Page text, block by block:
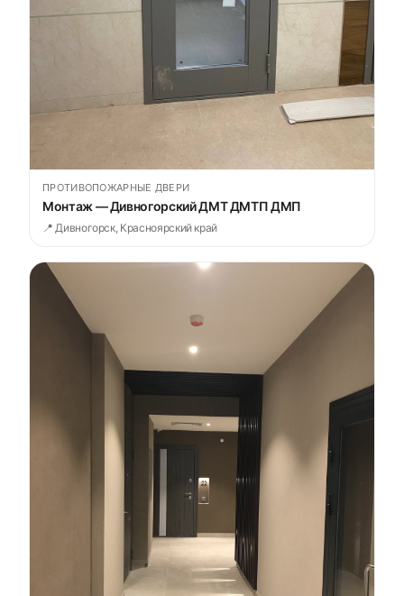
ПРОТИВОПОЖАРНЫЕ ДВЕРИ
Монтаж — Дивногорский ДМТ ДМТП ДМП
📍 Дивногорск, Красноярский край